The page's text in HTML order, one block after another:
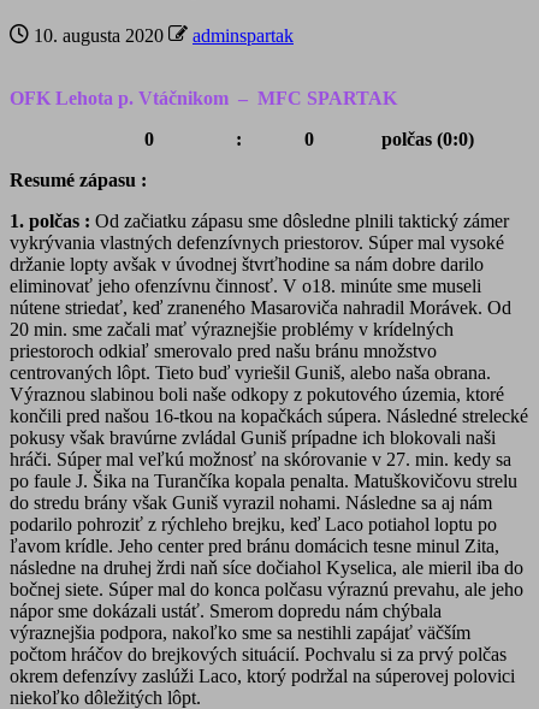
10. augusta 2020 adminspartak
OFK Lehota p. Vtáčnikom – MFC SPARTAK
0 : 0 polčas (0:0)
Resumé zápasu :
1. polčas : Od začiatku zápasu sme dôsledne plnili taktický zámer
vykrývania vlastných defenzívnych priestorov. Súper mal vysoké
držanie lopty avšak v úvodnej štvrťhodine sa nám dobre darilo
eliminovať jeho ofenzívnu činnosť. V o18. minúte sme museli
nútene striedať, keď zraneného Masaroviča nahradil Morávek. Od
20 min. sme začali mať výraznejšie problémy v krídelných
priestoroch odkiaľ smerovalo pred našu bránu množstvo
centrovaných lôpt. Tieto buď vyriešil Guniš, alebo naša obrana.
Výraznou slabinou boli naše odkopy z pokutového územia, ktoré
končili pred našou 16-tkou na kopačkách súpera. Následné strelecké
pokusy však bravúrne zvládal Guniš prípadne ich blokovali naši
hráči. Súper mal veľkú možnosť na skórovanie v 27. min. kedy sa
po faule J. Šika na Turančíka kopala penalta. Matuškovičovu strelu
do stredu brány však Guniš vyrazil nohami. Následne sa aj nám
podarilo pohroziť z rýchleho brejku, keď Laco potiahol loptu po
ľavom krídle. Jeho center pred bránu domácich tesne minul Zita,
následne na druhej žrdi naň síce dočiahol Kyselica, ale mieril iba do
bočnej siete. Súper mal do konca polčasu výraznú prevahu, ale jeho
nápor sme dokázali ustáť. Smerom dopredu nám chýbala
výraznejšia podpora, nakoľko sme sa nestihli zapájať väčším
počtom hráčov do brejkových situácií. Pochvalu si za prvý polčas
okrem defenzívy zaslúži Laco, ktorý podržal na súperovej polovici
niekoľko dôležitých lôpt.